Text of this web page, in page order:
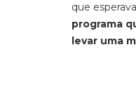
que
programa
levar uma